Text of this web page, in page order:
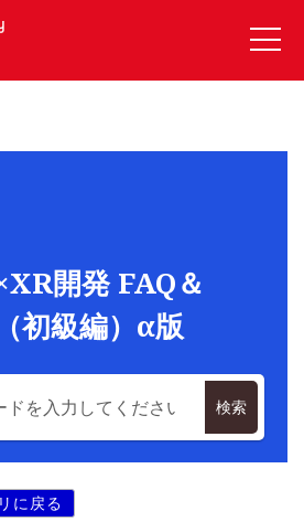
キスパートコース
スパートコース
ラミング講座
開発 FAQ＆
初級編）α版
検索
に戻る